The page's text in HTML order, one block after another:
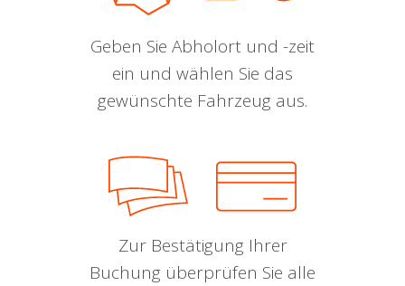
Geben Sie Abholort und -zeit
ein und wählen Sie das
gewünschte Fahrzeug aus.
Zur Bestätigung Ihrer
Buchung überprüfen Sie alle